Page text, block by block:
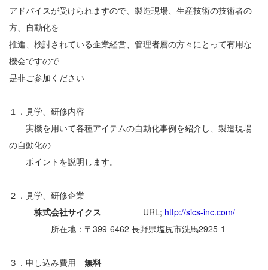
アドバイスが受けられますので、製造現場、生産技術の技術者の
方、自動化を
推進、検討されている企業経営、管理者層の方々にとって有用な
機会ですので
是非ご参加ください
１．見学、研修内容
実機を用いて各種アイテムの自動化事例を紹介し、製造現場
の自動化の
ポイントを説明します。
２．見学、研修企業
株式会社サイクス URL; http://sics-inc.com/
所在地：〒399-6462 長野県塩尻市洗馬2925-1
３．申し込み費用 無料